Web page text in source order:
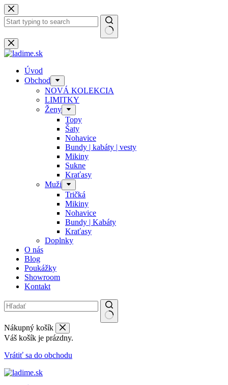
Späť
na
obsah
Žiadne
výsledky
Úvod
Obchod
NOVÁ KOLEKCIA
LIMITKY
Ženy
Topy
Šaty
Nohavice
Bundy | kabáty | vesty
Mikiny
Sukne
Kraťasy
Muži
Tričká
Mikiny
Nohavice
Bundy | Kabáty
Kraťasy
Doplnky
O nás
Blog
Poukážky
Showroom
Kontakt
Nákupný košík
Váš košík je prázdny.
Vrátiť sa do obchodu